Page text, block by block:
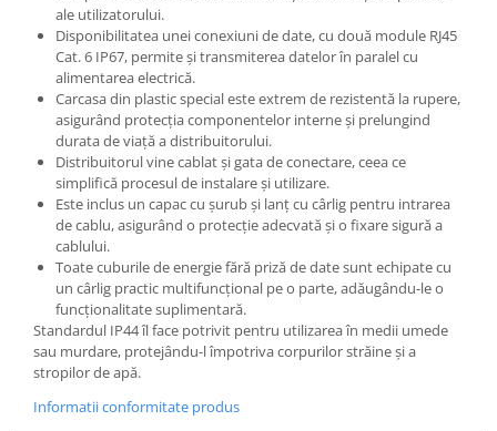
Sigurante automate
CORPURI SI SURSE DE ILUMINAT
Corpuri iluminat exterior
Corpuri iluminat interior
Proiectoare
Surse de iluminat
TABLOURI SI ACCESORII
Tablou organizare santier
Metalice
Policarbonat
MATERIALE ELECTRICE DIVERSE
Diverse
Scule
ale utilizatorului.
Disponibilitatea unei conexiuni de date, cu două module RJ45
Cat. 6 IP67, permite și transmiterea datelor în paralel cu
alimentarea electrică.
Carcasa din plastic special este extrem de rezistentă la rupere,
asigurând protecția componentelor interne și prelungind
durata de viață a distribuitorului.
Distribuitorul vine cablat și gata de conectare, ceea ce
simplifică procesul de instalare și utilizare.
Este inclus un capac cu șurub și lanț cu cârlig pentru intrarea
de cablu, asigurând o protecție adecvată și o fixare sigură a
cablului.
Toate cuburile de energie fără priză de date sunt echipate cu
un cârlig practic multifuncțional pe o parte, adăugându-le o
funcționalitate suplimentară.
Standardul IP44 îl face potrivit pentru utilizarea în medii umede
sau murdare, protejându-l împotriva corpurilor străine și a
stropilor de apă.
Informatii conformitate produs